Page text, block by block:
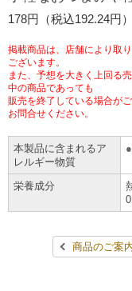
ニンテンドー・ダウン
スキャン
ファクス
チケット
プリペイドサービス
セブン銀行ATM
ご利用可能なお支払い
スマホプリペイド
イープラス
JTB
セブンネットショッピ
貸借対照表・損益計算
沿革
国内店舗数
売上高、店舗数推移
サステナビリティ活動
サステナビリティ推進
GREEN CHALLENGE
4VISIONS
サステナビリティニュ
アルバイト情報
店舗検索
お問い合わせ
Language
English (Corporate)
English (Services)
한국어(서비스)
178円（税込192.24円）
掲載商品は、店舗により取
ございます。
また、予想を大きく上回る
中の商品であっても
販売を終了している場合が
お問合せください。
本製品に含まれるア
レルギー物質
栄養成分
商品のご案